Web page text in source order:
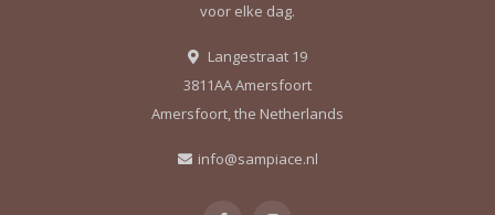
voor elke dag.
Langestraat 19
3811AA Amersfoort
Amersfoort, the Netherlands
info@sampiace.nl